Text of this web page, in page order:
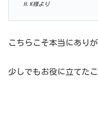
H.K様より
こちらこそ本当にあり
少しでもお役に立てた